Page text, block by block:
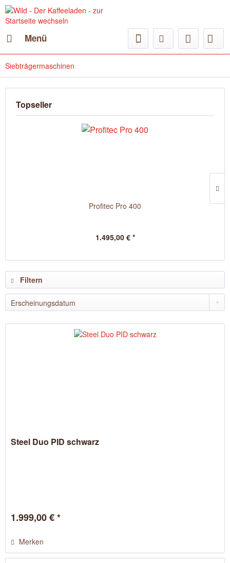
Menü
Siebträgermaschinen
Topseller
Profitec Pro 400
1.495,00 € *
Filtern
Steel Duo PID schwarz
1.999,00 € *
Merken